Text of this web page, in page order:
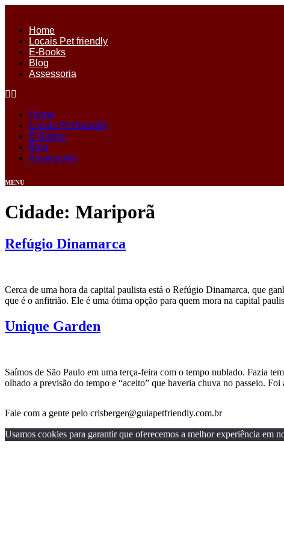
conteúdo
Home
Locais Pet friendly
E-Books
Blog
Assessoria
Home
Locais Pet friendly
E-Books
Blog
Assessoria
MENU
Cidade: Mariporã
Refúgio Dinamarca
Cerca de uma hora da capital paulista está o Refúgio Dinamarca, que
que é o anfitrião. Ele é uma ótima opção para quem mora na capital
Unique Garden
Saímos de São Paulo em uma terça-feira com o tempo nublado. Fazia
olhado a previsão do tempo e “aceito” que haveria chuva no passeio.
Fale com a gente pelo crisberger@guiapetfriendly.com.br
Usamos cookies para garantir que oferecemos a melhor experiência em